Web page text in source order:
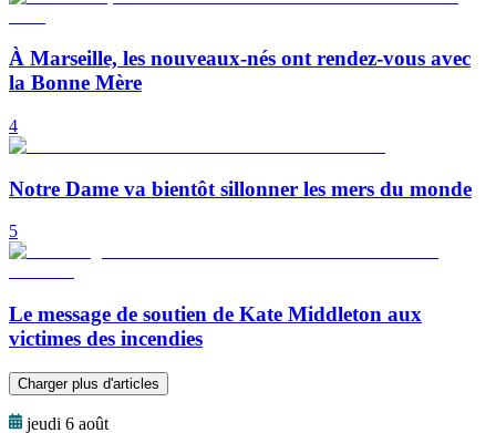
À Marseille, les nouveaux-nés ont rendez-vous avec
la Bonne Mère
4
Notre Dame va bientôt sillonner les mers du monde
5
Le message de soutien de Kate Middleton aux
victimes des incendies
Charger plus d'articles
jeudi 6 août